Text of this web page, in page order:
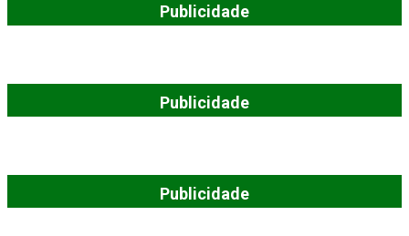
Publicidade
Publicidade
Publicidade